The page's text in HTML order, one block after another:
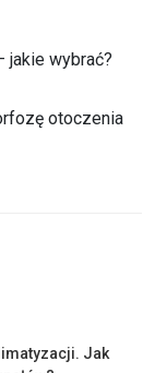
wybrać?
otoczenia
Jak